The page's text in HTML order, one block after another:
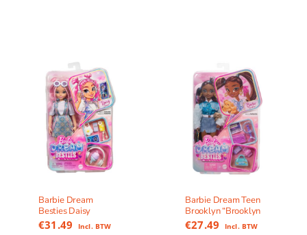
Barbie Dream
Besties Daisy
€31.49 Incl. BTW
Barbie Dream Teen
Brooklyn “Brooklyn
€27.49 Incl. BTW